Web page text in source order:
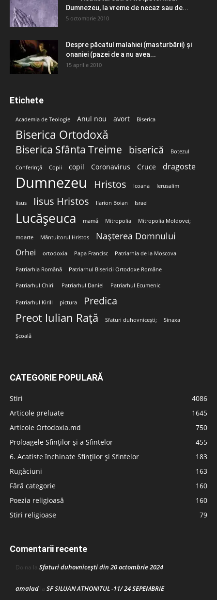
Dumnezeu, la vreme de necaz sau de...
5 octombrie 2010
Despre păcatul malahiei (masturbării) şi
onaniei (pazei de a nu avea...
15 aprilie 2010
Etichete
Academia de Teologie Anul nou avort Biserica
Biserica Ortodoxă
Biserica Sfânta Treime biserică Botezul
Conferință Copii copil Coronavirus Cruce dragoste
Dumnezeu Hristos Icoana Ierusalim
Iisus Iisus Hristos Ilarion Boian Israel
Lucășeuca mamă Mitropolia Mitropolia Moldovei;
moarte Mântuitorul Hristos Nașterea Domnului
Orhei ortodoxia Papa Francisc Patriarhia de la Moscova
Patriarhia Română Patriarhul Bisericii Ortodoxe Române
Patriarhul Chiril Patriarhul Daniel Patriarhul Ecumenic
Patriarhul Kirill pictura Predica
Preot Iulian Rață Sfaturi duhovnicești; Sinaxa
Școală
CATEGORIE POPULARĂ
Stiri
4086
Articole preluate
1645
Articole Ortodoxia.md
750
Proloagele Sfinților și a Sfintelor
455
6. Acatiste închinate Sfinților și Sfintelor
183
Rugăciuni
163
Fără categorie
160
Poezia religioasă
160
Stiri religioase
79
Comentarii recente
Doina la Sfaturi duhovnicești din 20 octombrie 2024
amalad la SF SILUAN ATHONITUL -11/ 24 SEPEMBRIE